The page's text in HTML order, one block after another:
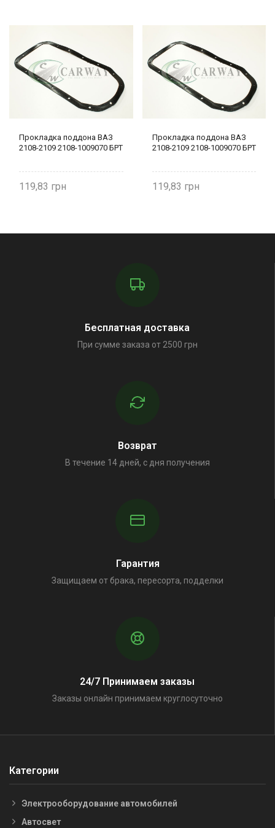
Прокладка поддона ВАЗ
2108-2109 2108-1009070 БРТ
119,83
Прокладка поддона ВАЗ
2108-2109 2108-1009070 БРТ
119,83
Бесплатная доставка
При сумме заказа от 2500 грн
Возврат
В течение 14 дней, с дня получения
Гарантия
Защищаем от брака, пересорта, подделки
24/7 Принимаем заказы
Заказы онлайн принимаем круглосуточно
Категории
Электрооборудование автомобилей
Автосвет